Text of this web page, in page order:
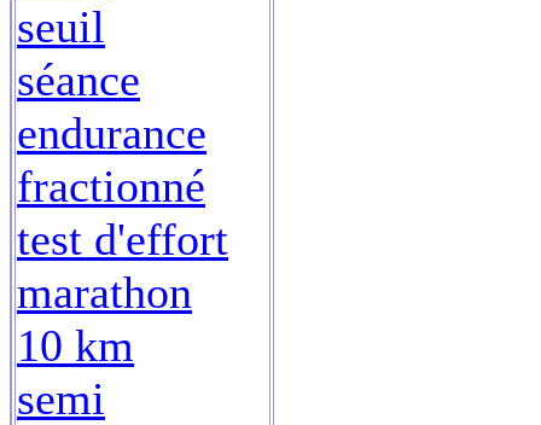
seuil
séance
endurance
fractionné
test d'effort
marathon
10 km
semi